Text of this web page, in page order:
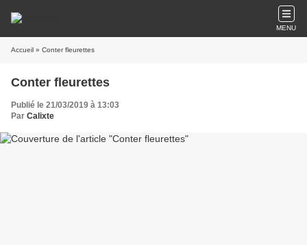
MENU
Accueil » Conter fleurettes
Conter fleurettes
Publié le 21/03/2019 à 13:03
Par Calixte